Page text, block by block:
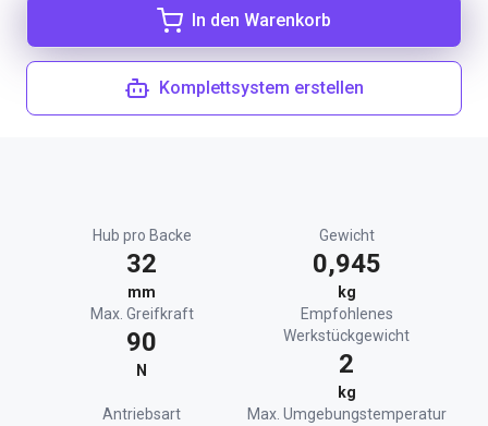
In den Warenkorb
Komplettsystem erstellen
Hub pro Backe
32
mm
Gewicht
0,945
kg
Max. Greifkraft
90
N
Empfohlenes
Werkstückgewicht
2
kg
Antriebsart
Max. Umgebungstemperatur